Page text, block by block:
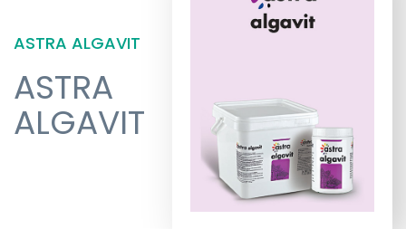
ASTRA ALGAVIT
ASTRA
ALGAVIT